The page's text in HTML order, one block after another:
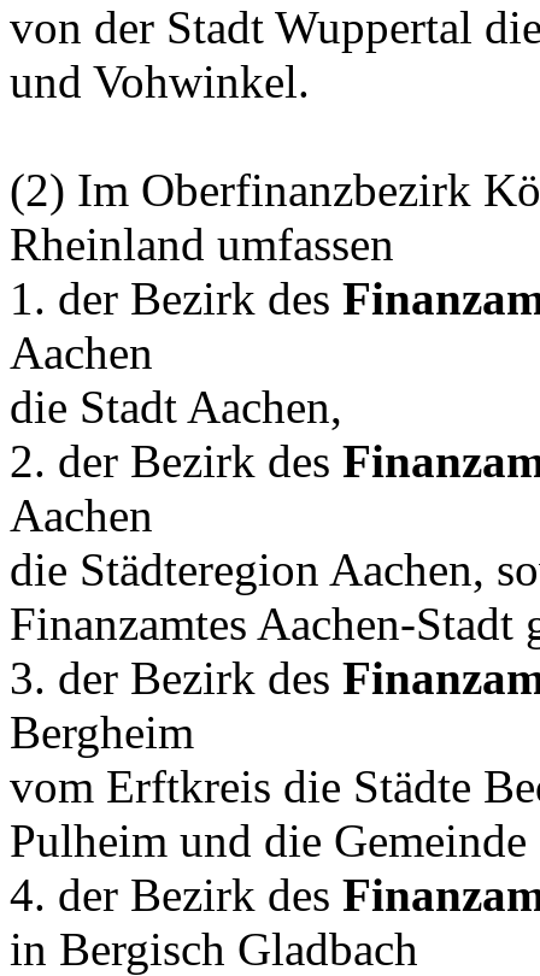
von der Stadt Wuppertal
und Vohwinkel.
(2) Im Oberfinanzbezirk
Rheinland umfassen
1. der Bezirk des
Aachen
die Stadt Aachen,
2. der Bezirk des
Aachen
die Städteregion Aachen,
Finanzamtes Aachen-Stadt
3. der Bezirk des
Bergheim
vom Erftkreis die Städte
Pulheim und die
4. der Bezirk des
in Bergisch Gladbach